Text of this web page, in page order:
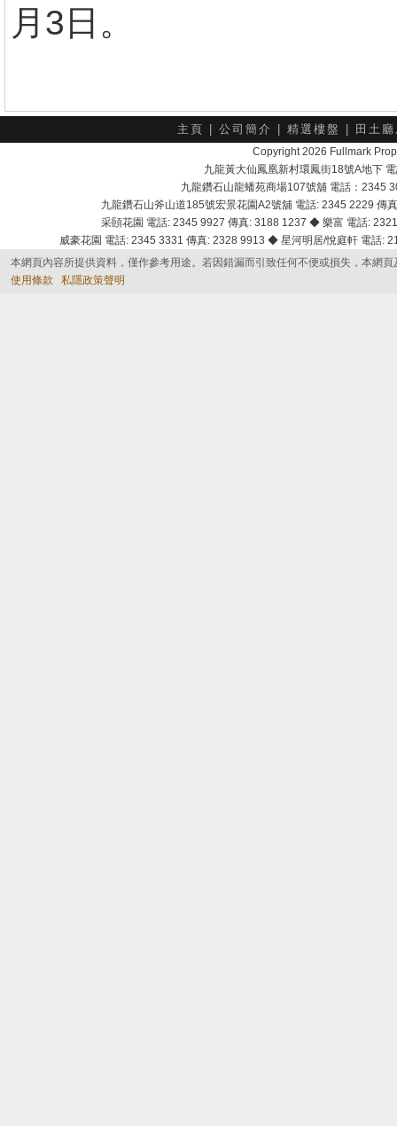
月3日。
主頁 公司簡介 精選樓盤 田土
Copyright 2026 Fullmark
九龍黃大仙鳳凰新村環鳳街18號A地下
九龍鑽石山龍蟠苑商場107號舖 電話：2345
九龍鑽石山斧山道185號宏景花園A2號舖 電話: 2345 2229
采頣花園 電話: 2345 9927 傳真: 3188 1237 ◆ 樂富 電話:
威豪花園 電話: 2345 3331 傳真: 2328 9913 ◆ 星河明居/悅庭軒 電話
本網頁內容所提供資料，僅作參考用途。若因錯漏而引致任何不便或損失，本網
使用條款
私隱政策聲明